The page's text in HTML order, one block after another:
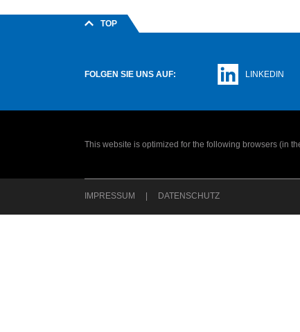
TOP
FOLGEN SIE UNS AUF: LINKEDIN
This website is optimized for the following browsers (in
IMPRESSUM DATENSCHUTZ